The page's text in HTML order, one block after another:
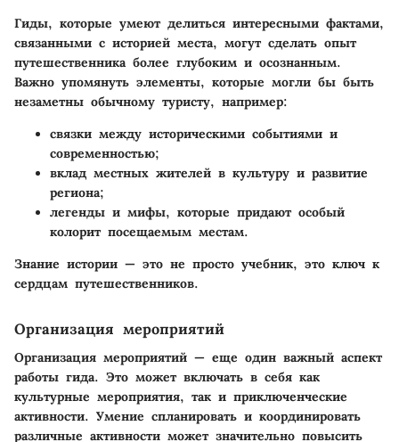
Гиды, которые умеют делиться интересными фактами,
связанными с историей места, могут сделать опыт
путешественника более глубоким и осознанным.
Важно упомянуть элементы, которые могли бы быть
незаметны обычному туристу, например:
связки между историческими событиями и
современностью;
вклад местных жителей в культуру и развитие
региона;
легенды и мифы, которые придают особый
колорит посещаемым местам.
Знание истории — это не просто учебник, это ключ к
сердцам путешественников.
Организация мероприятий
Организация мероприятий — еще один важный аспект
работы гида. Это может включать в себя как
культурные мероприятия, так и приключенческие
активности. Умение спланировать и координировать
различные активности может значительно повысить